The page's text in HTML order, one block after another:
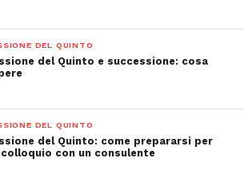
DEL QUINTO
del Quinto e successione: cosa
DEL QUINTO
del Quinto: come prepararsi per
colloquio con un consulente